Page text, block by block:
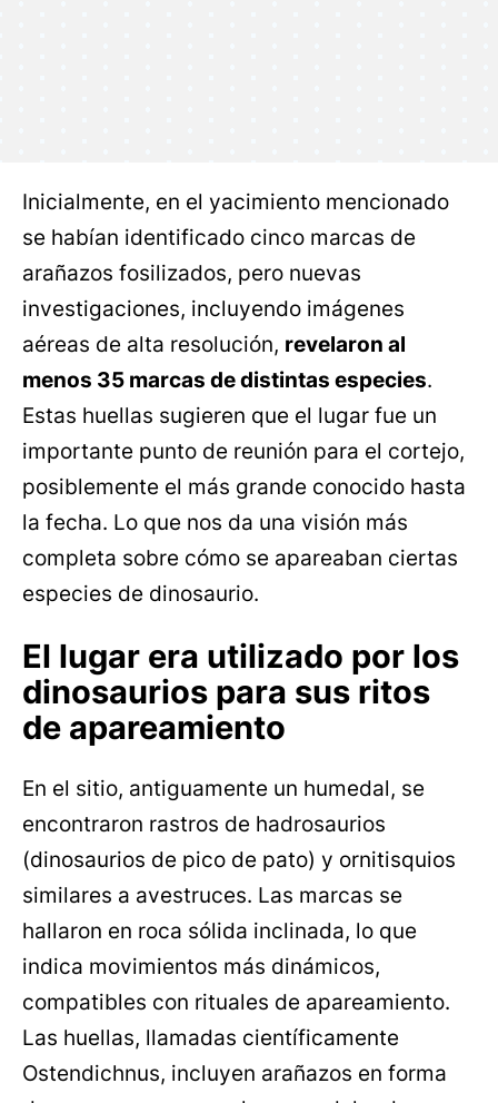
Inicialmente, en el yacimiento mencionado
se habían identificado cinco marcas de
arañazos fosilizados, pero nuevas
investigaciones, incluyendo imágenes
aéreas de alta resolución, revelaron al
menos 35 marcas de distintas especies.
Estas huellas sugieren que el lugar fue un
importante punto de reunión para el cortejo,
posiblemente el más grande conocido hasta
la fecha. Lo que nos da una visión más
completa sobre cómo se apareaban ciertas
especies de dinosaurio.
El lugar era utilizado por los
dinosaurios para sus ritos
de apareamiento
En el sitio, antiguamente un humedal, se
encontraron rastros de hadrosaurios
(dinosaurios de pico de pato) y ornitisquios
similares a avestruces. Las marcas se
hallaron en roca sólida inclinada, lo que
indica movimientos más dinámicos,
compatibles con rituales de apareamiento.
Las huellas, llamadas científicamente
Ostendichnus, incluyen arañazos en forma